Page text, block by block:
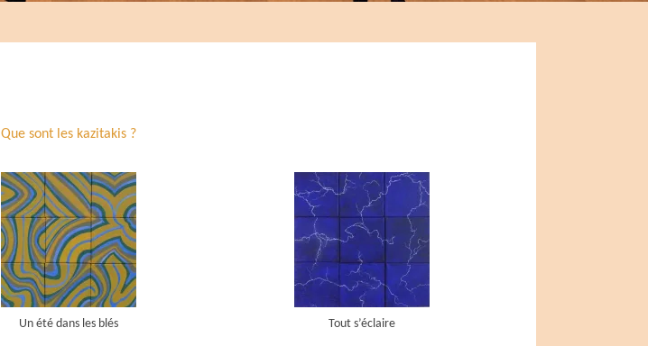
Que sont les kazitakis ?
Un été dans les blés Tout s’éclaire